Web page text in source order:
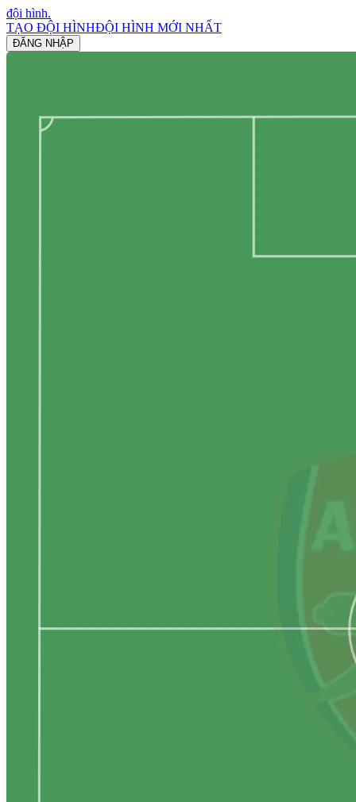
đội hình.
TẠO ĐỘI HÌNHĐỘI HÌNH MỚI NHẤT
ĐĂNG NHẬP